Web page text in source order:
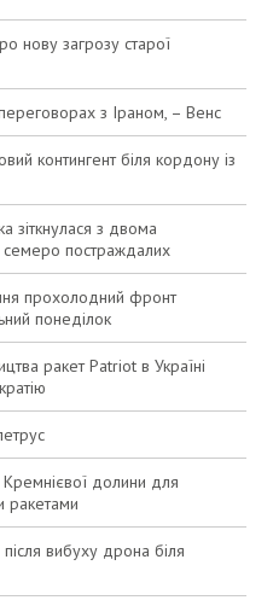
нову загрозу старої
з Іраном, – Венс
контингент біля кордону із
зіткнулася з двома
семеро постраждалих
прохолодний фронт
понеділок
ракет Patriot в Україні
Кремнієвої долини для
ракетами
після вибуху дрона біля